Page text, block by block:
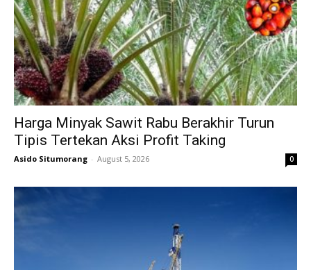
Harga Minyak Sawit Rabu Berakhir Turun
Tipis Tertekan Aksi Profit Taking
Asido Situmorang - August 5, 2026 0